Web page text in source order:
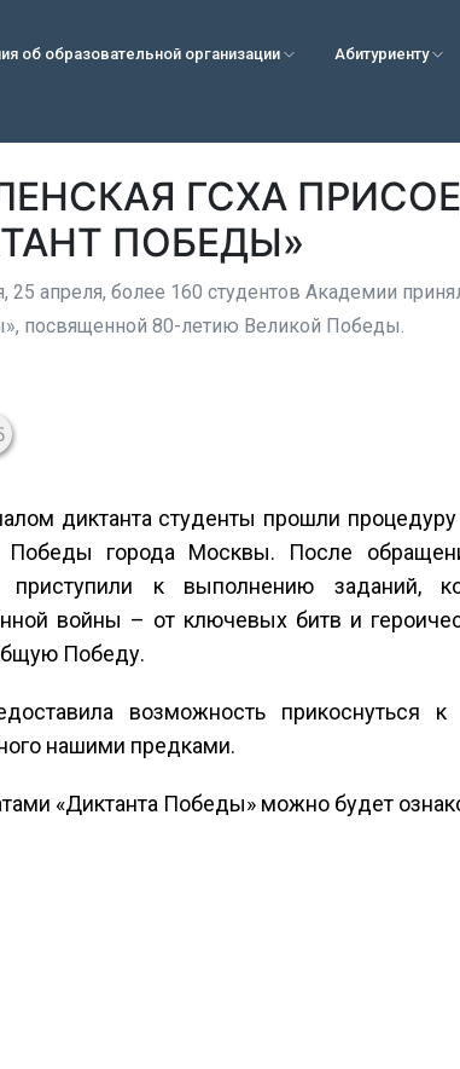
об образовательной организации Абитуриенту
ГСХА
ПОБЕДЫ»
25 апреля, более 160 студентов Академии
посвященной 80-летию Великой Победы.
диктанта студенты прошли
города Москвы. После
приступили к выполнению заданий,
войны – от ключевых битв и
Победу.
возможность прикоснуться
нашими предками.
«Диктанта Победы» можно будет